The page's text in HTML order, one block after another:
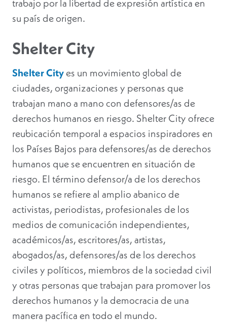
trabajo por la libertad de expresión artística en
su país de origen.
Shelter City
Shelter Cityes un movimiento global de
ciudades, organizaciones y personas que
trabajan mano a mano con defensores/as de
derechos humanos en riesgo. Shelter City ofrece
reubicación temporal a espacios inspiradores en
los Países Bajos para defensores/as de derechos
humanos que se encuentren en situación de
riesgo. El término defensor/a de los derechos
humanos se refiere al amplio abanico de
activistas, periodistas, profesionales de los
medios de comunicación independientes,
académicos/as, escritores/as, artistas,
abogados/as, defensores/as de los derechos
civiles y políticos, miembros de la sociedad civil
y otras personas que trabajan para promover los
derechos humanos y la democracia de una
manera pacífica en todo el mundo.